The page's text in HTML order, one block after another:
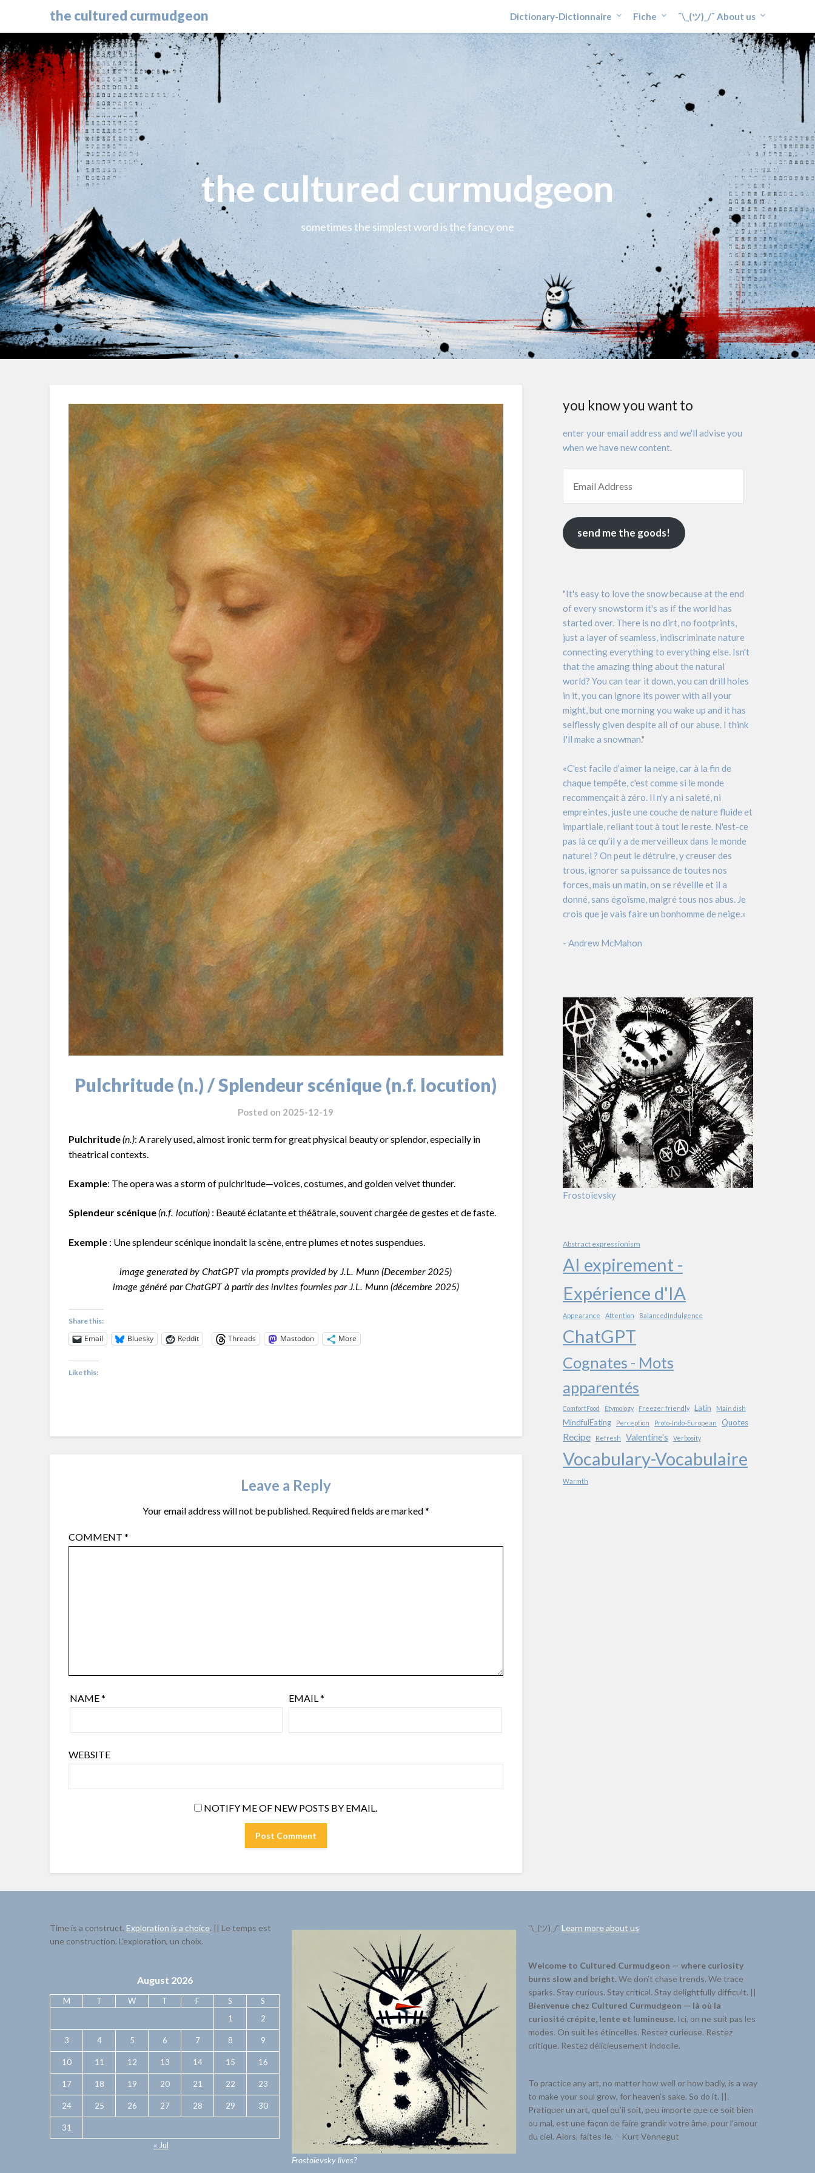
the cultured curmudgeon Dictionary-Dictionnaire Fiche ¯\_(ツ)_/¯ About us
the cultured curmudgeon
sometimes the simplest word is the fancy one
Pulchritude (n.) / Splendeur scénique (n.f. locution)
Posted on 2025-12-19
Pulchritude(n.): A rarely used, almost ironic term for great physical beauty or splendor, especially in
theatrical contexts.
Example: The opera was a storm of pulchritude—voices, costumes, and golden velvet thunder.
Splendeur scénique(n.f. locution) : Beauté éclatante et théâtrale, souvent chargée de gestes et de faste.
Exemple : Une splendeur scénique inondait la scène, entre plumes et notes suspendues.
image generated by ChatGPT via prompts provided by J.L. Munn (December 2025)
image généré par ChatGPT à partir des invites fournies par J.L. Munn (décembre 2025)
Share this:
Email Bluesky Reddit Threads Mastodon More
Like this:
Leave a Reply
Your email address will not be published. Required fields are marked*
COMMENT*
NAME* EMAIL*
WEBSITE
NOTIFY ME OF NEW POSTS BY EMAIL.
you know you want to
enter your email address and we'll advise you
when we have new content.
send me the goods!
"It's easy to love the snow because at the end
of every snowstorm it's as if the world has
started over. There is no dirt, no footprints,
just a layer of seamless, indiscriminate nature
connecting everything to everything else. Isn't
that the amazing thing about the natural
world? You can tear it down, you can drill holes
in it, you can ignore its power with all your
might, but one morning you wake up and it has
selflessly given despite all of our abuse. I think
I'll make a snowman."
«C'est facile d’aimer la neige, car à la fin de
chaque tempête, c'est comme si le monde
recommençait à zéro. Il n'y a ni saleté, ni
empreintes, juste une couche de nature fluide et
impartiale, reliant tout à tout le reste. N'est-ce
pas là ce qu’il y a de merveilleux dans le monde
naturel ? On peut le détruire, y creuser des
trous, ignorer sa puissance de toutes nos
forces, mais un matin, on se réveille et il a
donné, sans égoïsme, malgré tous nos abus. Je
crois que je vais faire un bonhomme de neige.»
- Andrew McMahon
Frostoïevsky
Abstract expressionism
AI expirement -
Expérience d'IA
Appearance Attention BalancedIndulgence
ChatGPT
Cognates - Mots
apparentés
ComfortFood Etymology Freezer friendly Latin Main dish
MindfulEating Perception Proto-Indo-European Quotes
Recipe Refresh Valentine's Verbosity
Vocabulary-Vocabulaire
Warmth
Time is a construct. Exploration is a choice. || Le temps est
une construction. L’exploration, un choix.
August 2026
M T W T F S
S
1
2
3 4 5 6 7 8 9
10 11 12 13 14 15 16
17 18 19 20 21 22 23
24 25 26 27 28 29 30
31
« Jul
Frostoïevsky lives?
¯\_(ツ)_/¯Learn more about us
Welcome to Cultured Curmudgeon — where curiosity
burns slow and bright.We don’t chase trends. We trace
sparks. Stay curious. Stay critical. Stay delightfully difficult. ||
Bienvenue chez Cultured Curmudgeon — là où la
curiosité crépite, lente et lumineuse.Ici, on ne suit pas les
modes. On suit les étincelles. Restez curieuse. Restez
critique. Restez délicieusement indocile.
To practice any art, no matter how well or how badly, is a way
to make your soul grow, for heaven’s sake. So do it. ||.
Pratiquer un art, quel qu’il soit, peu importe que ce soit bien
ou mal, est une façon de faire grandir votre âme, pour l’amour
du ciel. Alors, faites-le. – Kurt Vonnegut